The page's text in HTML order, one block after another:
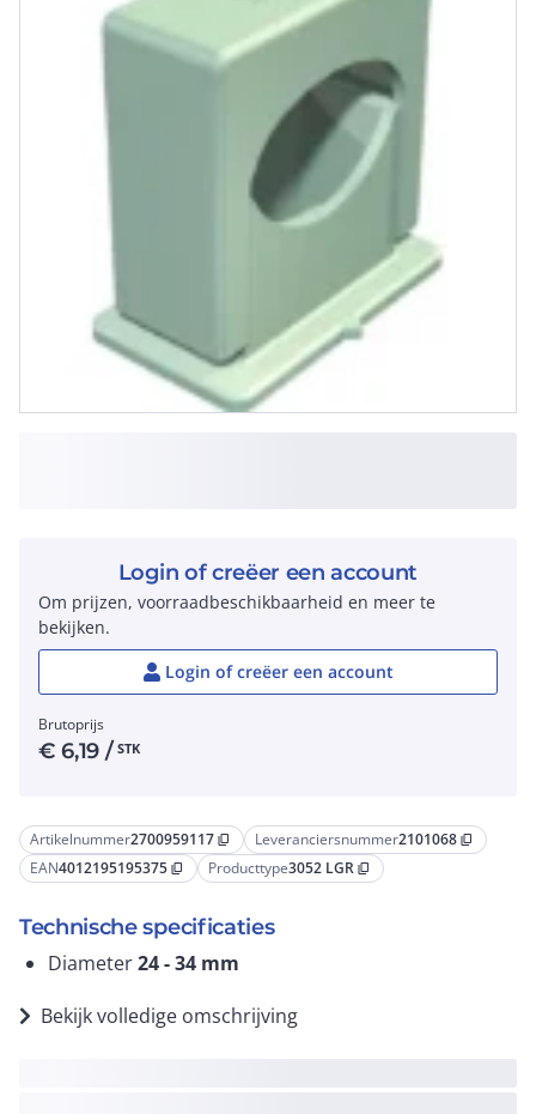
Artikelnummer2700959117 content_copy Leveranciersnummer2101068 content_copy
EAN4012195195375 content_copy Producttype3052 LGR content_copy
Technische specificaties
Diameter24 - 34 mm
Bekijk volledige omschrijving
Login of creëer een account
Om prijzen, voorraadbeschikbaarheid en meer te
bekijken.
Login of creëer een account
Brutoprijs
€6,19 / STK